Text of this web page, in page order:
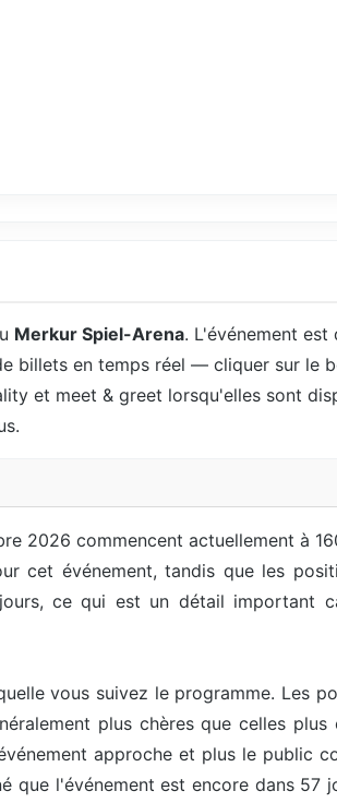
Merkur Spiel-Arena. L'événement est
billets en temps réel — cliquer sur le
et meet & greet lorsqu'elles sont
2026 commencent actuellement à
cet événement, tandis que les
ce qui est un détail important
vous suivez le programme. Les
plus chères que celles plus
approche et plus le public
l'événement est encore dans 57